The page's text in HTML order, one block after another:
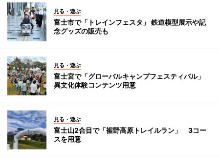
見る・遊ぶ
富士市で「トレインフェスタ」 鉄道模型展示や記
念グッズの販売も
見る・遊ぶ
富士宮で「グローバルキャンプフェスティバル」
異文化体験コンテンツ用意
見る・遊ぶ
富士山2合目で「裾野高原トレイルラン」 3コー
スを用意